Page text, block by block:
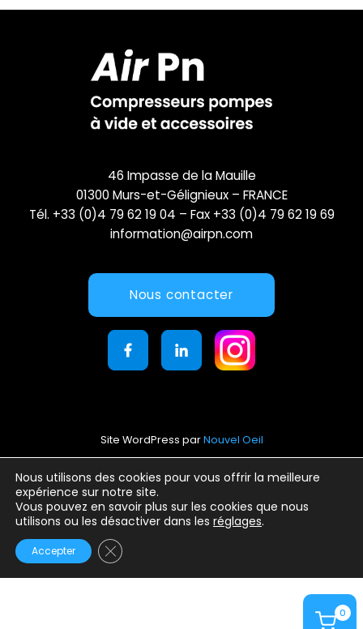
0
Nous utilisons des cookies pour vous offrir la meilleure
expérience sur notre site.
Vous pouvez en savoir plus sur les cookies que nous
utilisons ou les désactiver dans les réglages.
Accepter Fermer la bannière des cookies GDPR
46 Impasse de la Mauille
01300 Murs-et-Gélignieux – FRANCE
Tél. +33 (0)4 79 62 19 04 – Fax +33 (0)4 79 62 19 69
information@airpn.com
Nous contacter
Site WordPress parNouvel Oeil
Mentions légales
Conditions générales d’utilisation
Politique de confidentialité